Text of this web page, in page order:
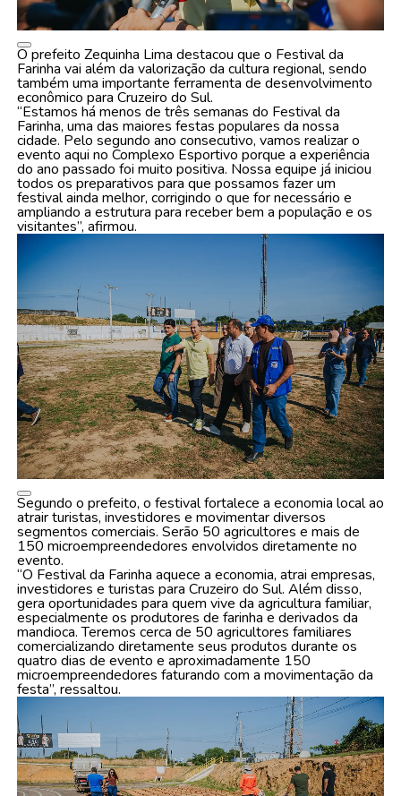
O prefeito Zequinha Lima destacou que o Festival da
Farinha vai além da valorização da cultura regional, sendo
também uma importante ferramenta de desenvolvimento
econômico para Cruzeiro do Sul.
“Estamos há menos de três semanas do Festival da
Farinha, uma das maiores festas populares da nossa
cidade. Pelo segundo ano consecutivo, vamos realizar o
evento aqui no Complexo Esportivo porque a experiência
do ano passado foi muito positiva. Nossa equipe já iniciou
todos os preparativos para que possamos fazer um
festival ainda melhor, corrigindo o que for necessário e
ampliando a estrutura para receber bem a população e os
visitantes”, afirmou.
Segundo o prefeito, o festival fortalece a economia local ao
atrair turistas, investidores e movimentar diversos
segmentos comerciais. Serão 50 agricultores e mais de
150 microempreendedores envolvidos diretamente no
evento.
“O Festival da Farinha aquece a economia, atrai empresas,
investidores e turistas para Cruzeiro do Sul. Além disso,
gera oportunidades para quem vive da agricultura familiar,
especialmente os produtores de farinha e derivados da
mandioca. Teremos cerca de 50 agricultores familiares
comercializando diretamente seus produtos durante os
quatro dias de evento e aproximadamente 150
microempreendedores faturando com a movimentação da
festa”, ressaltou.